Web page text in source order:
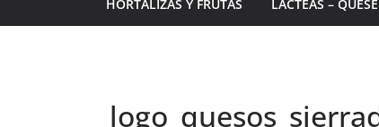
HORTALIZAS Y FRUTAS LACTEAS –